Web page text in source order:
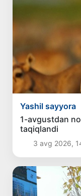
Yashil sayyora
1-avgustdan
taqiqlandi
3 avg 2026,